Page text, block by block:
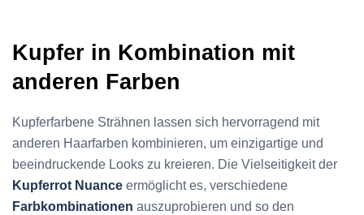
Kupfer in Kombination mit
anderen Farben
Kupferfarbene Strähnen lassen sich hervorragend mit
anderen Haarfarben kombinieren, um einzigartige und
beeindruckende Looks zu kreieren. Die Vielseitigkeit der
Kupferrot Nuance ermöglicht es, verschiedene
Farbkombinationen auszuprobieren und so den